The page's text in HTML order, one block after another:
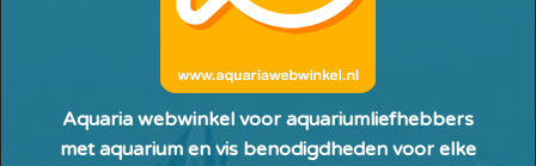
Aquaria webwinkel voor aquariumliefhebbers
met aquarium en vis benodigdheden voor elke